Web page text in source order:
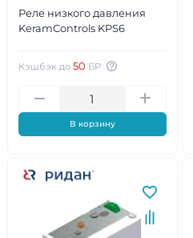
Реле низкого давления
KeramControls KPS6
Кэшбэк до 50 БР
В корзину